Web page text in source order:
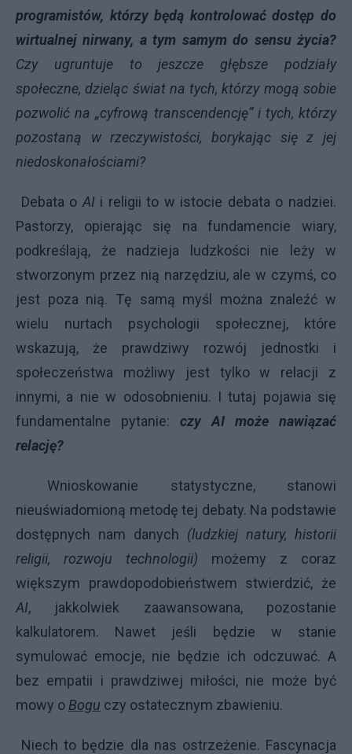
programistów, którzy będą kontrolować dostęp do
wirtualnej nirwany, a tym samym do sensu życia?
Czy ugruntuje to jeszcze głębsze podziały
społeczne, dzieląc świat na tych, którzy mogą sobie
pozwolić na „cyfrową transcendencję” i tych, którzy
pozostaną w rzeczywistości, borykając się z jej
niedoskonałościami?
Debata o AIi religii to w istocie debata o nadziei.
Pastorzy, opierając się na fundamencie wiary,
podkreślają, że nadzieja ludzkości nie leży w
stworzonym przez nią narzędziu, ale w czymś, co
jest poza nią. Tę samą myśl można znaleźć w
wielu nurtach psychologii społecznej, które
wskazują, że prawdziwy rozwój jednostki i
społeczeństwa możliwy jest tylko w relacji z
innymi, a nie w odosobnieniu. I tutaj pojawia się
fundamentalne pytanie: czy AI może nawiązać
relację?
Wnioskowanie statystyczne, stanowi
nieuświadomioną metodę tej debaty. Na podstawie
dostępnych nam danych (ludzkiej natury, historii
religii, rozwoju technologii) możemy z coraz
większym prawdopodobieństwem stwierdzić, że
AI, jakkolwiek zaawansowana, pozostanie
kalkulatorem. Nawet jeśli będzie w stanie
symulować emocje, nie będzie ich odczuwać. A
bez empatii i prawdziwej miłości, nie może być
mowy o Bogu czy ostatecznym zbawieniu.
Niech to będzie dla nas ostrzeżenie. Fascynacja